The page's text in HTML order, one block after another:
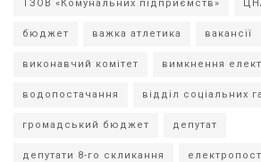
ТЗОВ «Комунальних підприємств»
бюджет важка атлетика вакансії
виконавчий комітет вимкнення
водопостачання відділ соціальних
громадський бюджет депутат
депутати 8-го скликання